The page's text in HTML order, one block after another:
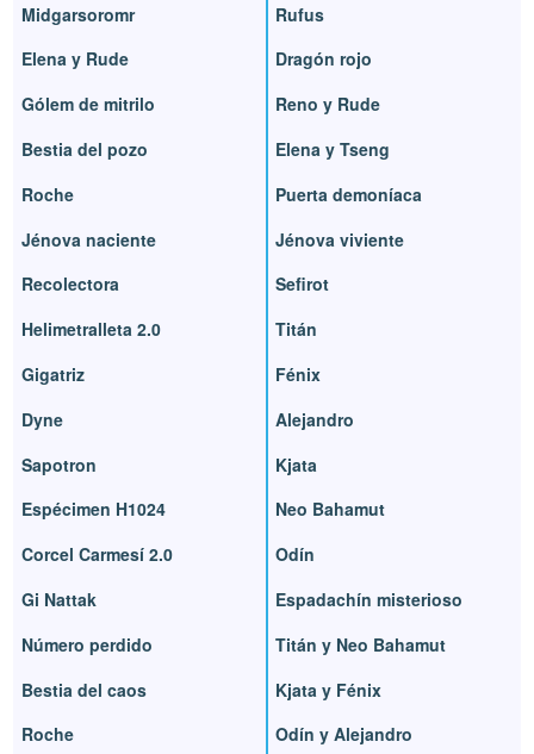
Midgarsoromr
Elena y Rude
Gólem de mitrilo
Bestia del pozo
Roche
Jénova naciente
Recolectora
Helimetralleta 2.0
Gigatriz
Dyne
Sapotron
Espécimen H1024
Corcel Carmesí 2.0
Gi Nattak
Número perdido
Bestia del caos
Roche
Rufus
Dragón rojo
Reno y Rude
Elena y Tseng
Puerta demoníaca
Jénova viviente
Sefirot
Titán
Fénix
Alejandro
Kjata
Neo Bahamut
Odín
Espadachín misterioso
Titán y Neo Bahamut
Kjata y Fénix
Odín y Alejandro